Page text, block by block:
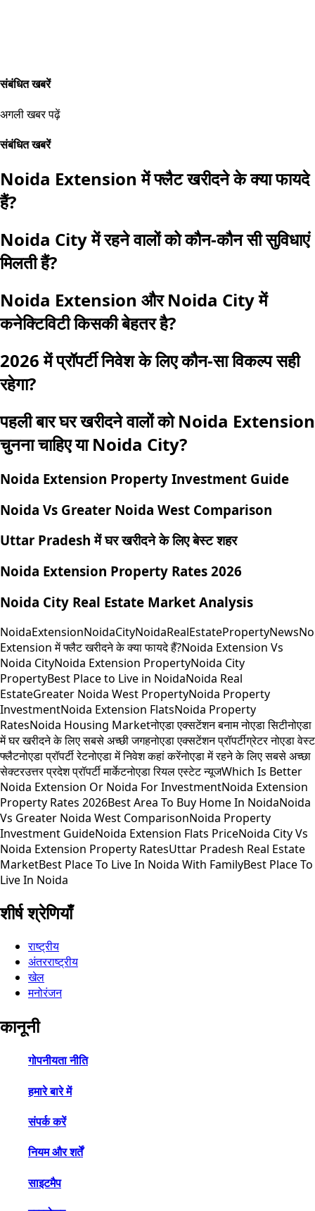
संबंधित खबरें
अगली खबर पढ़ें
संबंधित खबरें
Noida Extension में फ्लैट खरीदने के क्या फायदे
हैं?
Noida City में रहने वालों को कौन-कौन सी सुविधाएं
मिलती हैं?
Noida Extension और Noida City में
कनेक्टिविटी किसकी बेहतर है?
2026 में प्रॉपर्टी निवेश के लिए कौन-सा विकल्प सही
रहेगा?
पहली बार घर खरीदने वालों को Noida Extension
चुनना चाहिए या Noida City?
Noida Extension Property Investment Guide
Noida Vs Greater Noida West Comparison
Uttar Pradesh में घर खरीदने के लिए बेस्ट शहर
Noida Extension Property Rates 2026
Noida City Real Estate Market Analysis
NoidaExtensionNoidaCityNoidaRealEstatePropertyNews
Extension में फ्लैट खरीदने के क्या फायदे हैं?Noida Extension Vs
Noida CityNoida Extension PropertyNoida City
PropertyBest Place to Live in NoidaNoida Real
EstateGreater Noida West PropertyNoida Property
InvestmentNoida Extension FlatsNoida Property
RatesNoida Housing Marketनोएडा एक्सटेंशन बनाम नोएडा सिटीनोएडा
में घर खरीदने के लिए सबसे अच्छी जगहनोएडा एक्सटेंशन प्रॉपर्टीग्रेटर नोएडा वेस्ट
फ्लैटनोएडा प्रॉपर्टी रेटनोएडा में निवेश कहां करेंनोएडा में रहने के लिए सबसे अच्छा
सेक्टरउत्तर प्रदेश प्रॉपर्टी मार्केटनोएडा रियल एस्टेट न्यूजWhich Is Better
Noida Extension Or Noida For InvestmentNoida Extension
Property Rates 2026Best Area To Buy Home In NoidaNoida
Vs Greater Noida West ComparisonNoida Property
Investment GuideNoida Extension Flats PriceNoida City Vs
Noida Extension Property RatesUttar Pradesh Real Estate
MarketBest Place To Live In Noida With FamilyBest Place To
Live In Noida
शीर्ष श्रेणियाँ
राष्ट्रीय
अंतरराष्ट्रीय
खेल
मनोरंजन
कानूनी
गोपनीयता नीति
हमारे बारे में
संपर्क करें
नियम और शर्तें
साइटमैप